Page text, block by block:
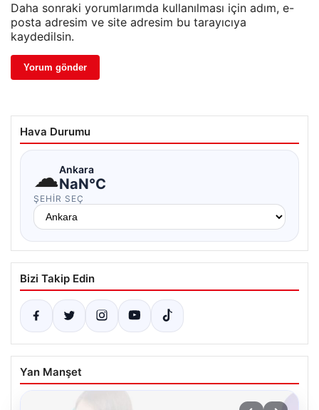
Daha sonraki yorumlarımda kullanılması için adım, e-
posta adresim ve site adresim bu tarayıcıya
kaydedilsin.
Hava Durumu
☁Ankara
NaN°C
ŞEHIR SEÇ
Bizi Takip Edin
Yan Manşet